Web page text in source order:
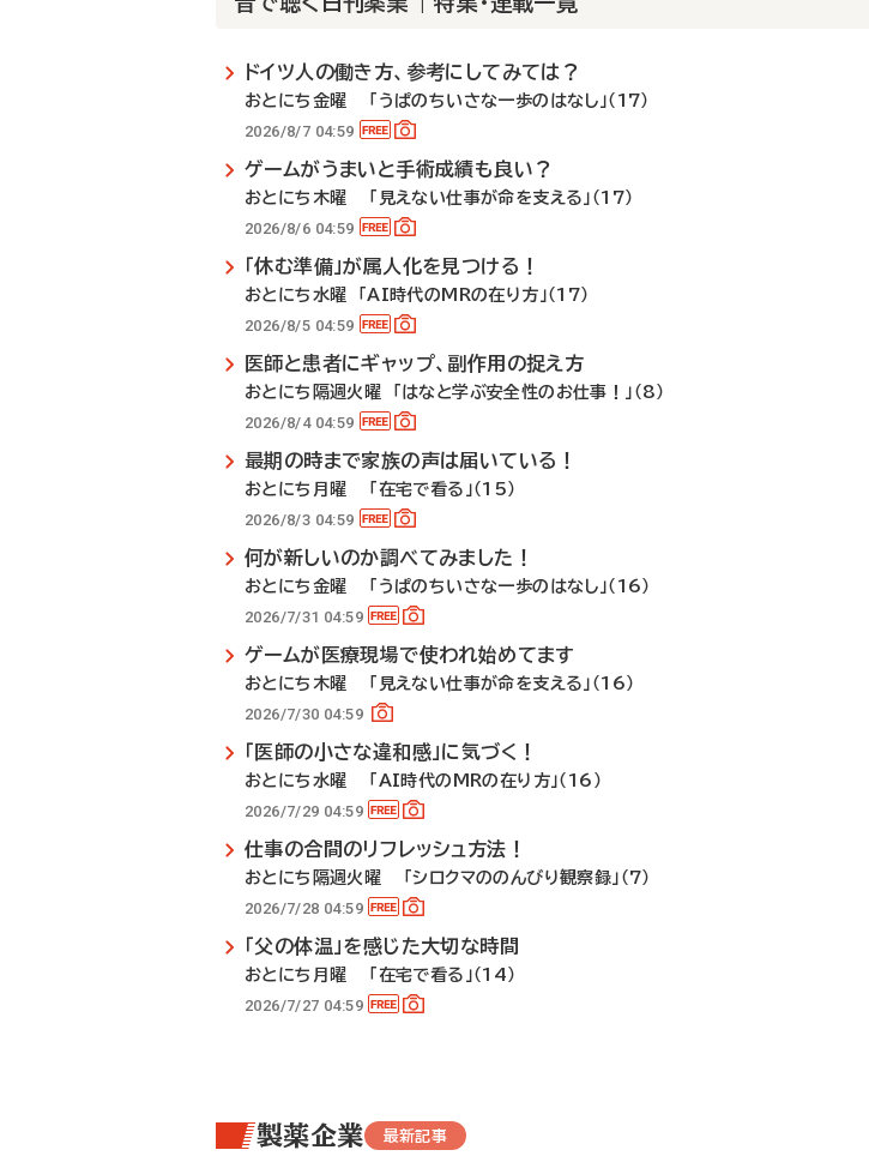
ドイツ人の働き方、参考にしてみては？
おとにち金曜 「うぱのちいさな一歩のはなし」（17）
2026/8/7 04:59
ゲームがうまいと手術成績も良い？
おとにち木曜 「見えない仕事が命を支える」（17）
2026/8/6 04:59
「休む準備」が属人化を見つける！
おとにち水曜 「AI時代のMRの在り方」（17）
2026/8/5 04:59
医師と患者にギャップ、副作用の捉え方
おとにち隔週火曜 「はなと学ぶ安全性のお仕事！」（8）
2026/8/4 04:59
最期の時まで家族の声は届いている！
おとにち月曜 「在宅で看る」（15）
2026/8/3 04:59
何が新しいのか調べてみました！
おとにち金曜 「うぱのちいさな一歩のはなし」（16）
2026/7/31 04:59
ゲームが医療現場で使われ始めてます
おとにち木曜 「見えない仕事が命を支える」（16）
2026/7/30 04:59
「医師の小さな違和感」に気づく！
おとにち水曜 「AI時代のMRの在り方」（16）
2026/7/29 04:59
仕事の合間のリフレッシュ方法！
おとにち隔週火曜 「シロクマののんびり観察録」（7）
2026/7/28 04:59
「父の体温」を感じた大切な時間
おとにち月曜 「在宅で看る」（14）
2026/7/27 04:59
製薬企業 最新記事